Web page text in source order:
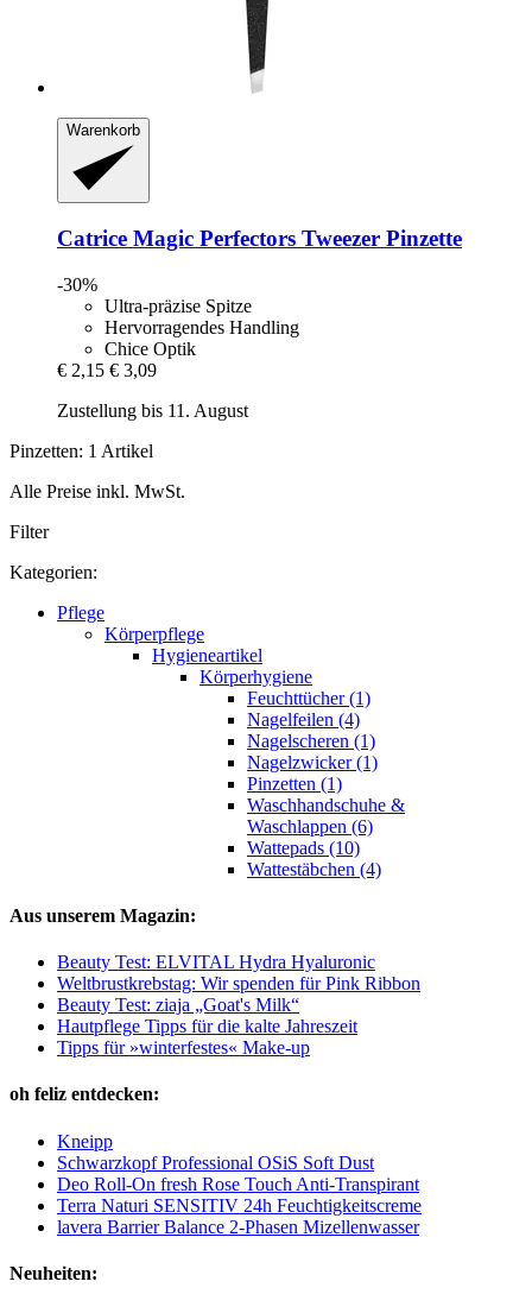
Warenkorb
Catrice Magic Perfectors Tweezer Pinzette
-30%
Ultra-präzise Spitze
Hervorragendes Handling
Chice Optik
€ 2,15 € 3,09
Zustellung bis 11. August
Pinzetten: 1 Artikel
Alle Preise inkl. MwSt.
Filter
Kategorien:
Pflege
Körperpflege
Hygieneartikel
Körperhygiene
Feuchttücher (1)
Nagelfeilen (4)
Nagelscheren (1)
Nagelzwicker (1)
Pinzetten (1)
Waschhandschuhe &
Waschlappen (6)
Wattepads (10)
Wattestäbchen (4)
Aus unserem Magazin:
Beauty Test: ELVITAL Hydra Hyaluronic
Weltbrustkrebstag: Wir spenden für Pink Ribbon
Beauty Test: ziaja „Goat's Milk“
Hautpflege Tipps für die kalte Jahreszeit
Tipps für »winterfestes« Make-up
oh feliz entdecken:
Kneipp
Schwarzkopf Professional OSiS Soft Dust
Deo Roll-On fresh Rose Touch Anti-Transpirant
Terra Naturi SENSITIV 24h Feuchtigkeitscreme
lavera Barrier Balance 2-Phasen Mizellenwasser
Neuheiten: